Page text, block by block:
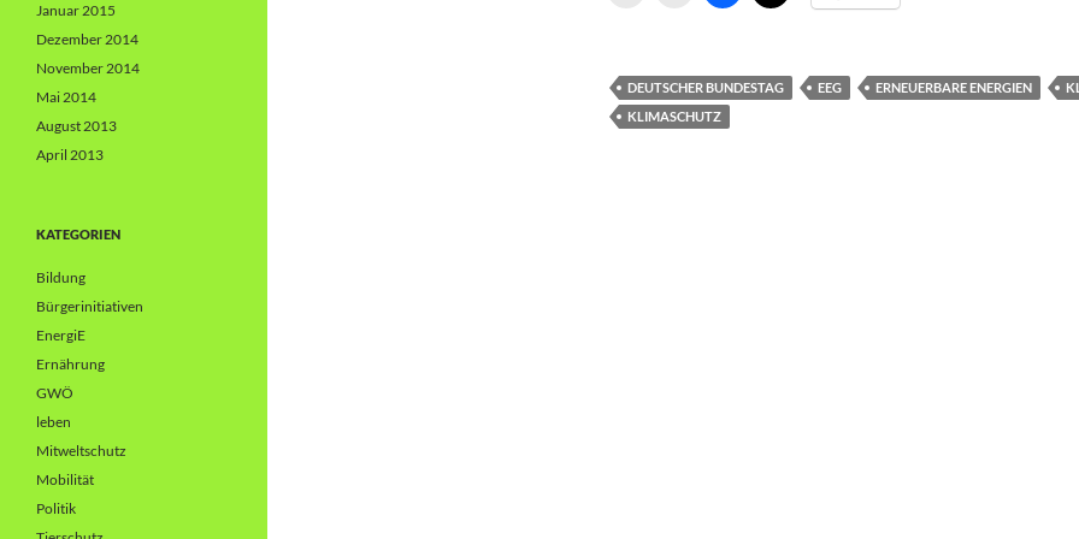
DEUTSCHER BUNDESTAG EEG ERNEUERBARE ENERGIEN
KLIMASCHUTZ
Januar 2015
Dezember 2014
November 2014
Mai 2014
August 2013
April 2013
KATEGORIEN
Bildung
Bürgerinitiativen
EnergiE
Ernährung
GWÖ
leben
Mitweltschutz
Mobilität
Politik